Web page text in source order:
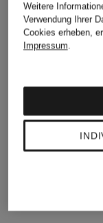
Steppjacke CAROLL
CHF 309
Weitere
Verwendung Ihrer
Cookies erheben,
Impressum.